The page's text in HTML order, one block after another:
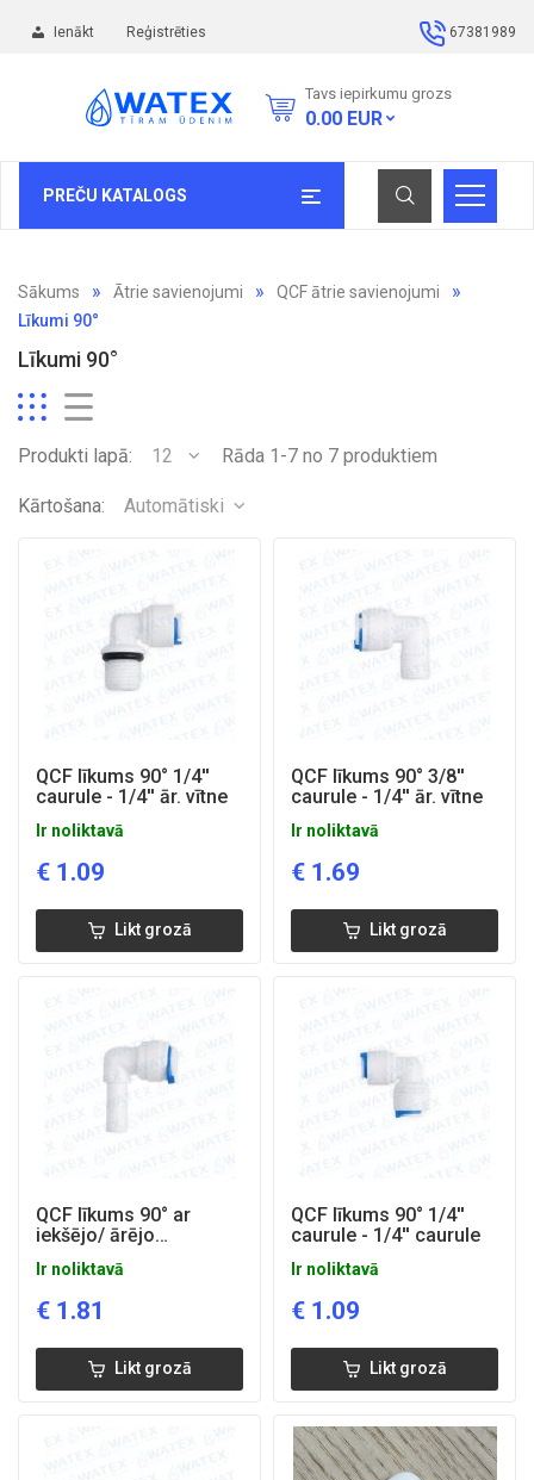
Ienākt Reģistrēties 67381989
Tavs iepirkumu grozs
0.00 EUR
PREČU KATALOGS
Sākums Ātrie savienojumi
QCF ātrie savienojumi
Līkumi 90°
Līkumi 90°
Produkti lapā: 12 Rāda 1-7 no 7 produktiem
Kārtošana: Automātiski
QCF līkums 90° 1/4''
caurule - 1/4'' ār. vītne
Ir noliktavā
€ 1.09
Likt grozā
QCF līkums 90° 3/8''
caurule - 1/4'' ār. vītne
Ir noliktavā
€ 1.69
Likt grozā
QCF līkums 90° ar
iekšējo/ ārējo
Ir noliktavā
€ 1.81
Likt grozā
QCF līkums 90° 1/4''
caurule - 1/4'' caurule
Ir noliktavā
€ 1.09
Likt grozā